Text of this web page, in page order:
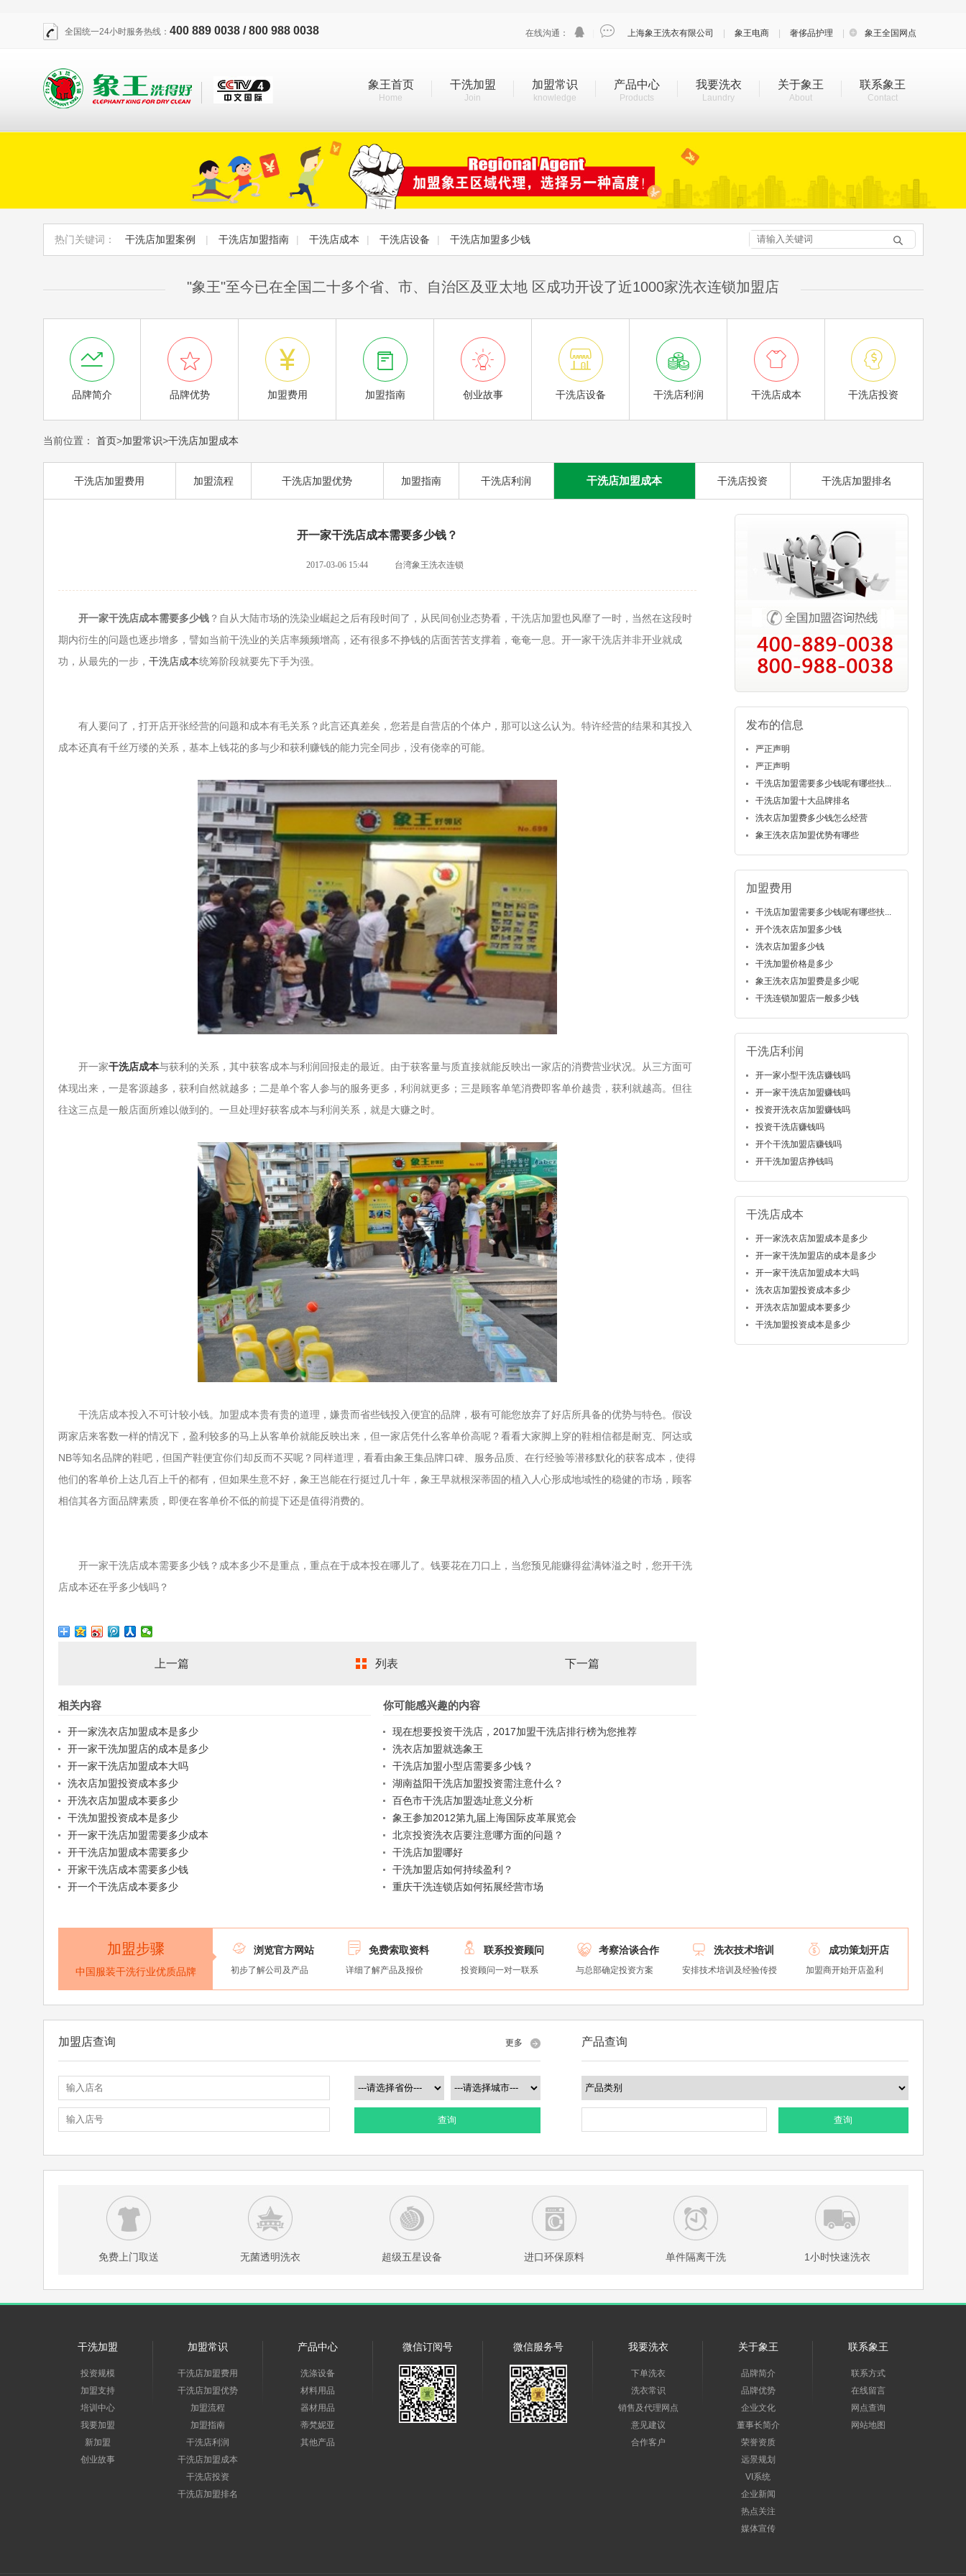
全国统一24小时服务热线： 400 889 0038 / 800 988 0038 在线沟通：   上海象王洗衣有限公司 象王电商 奢侈品护理  象王全国网点
象王首页
Home
干洗加盟
Join
加盟常识
knowledge
产品中心
Products
我要洗衣
Laundry
关于象王
About
联系象王
Contact
热门关键词： 干洗店加盟案例 | 干洗店加盟指南 | 干洗店成本 | 干洗店设备 | 干洗店加盟多少钱 
"象王"至今已在全国二十多个省、市、自治区及亚太地 区成功开设了近1000家洗衣连锁加盟店

品牌简介

品牌优势

加盟费用

加盟指南

创业故事

干洗店设备

干洗店利润

干洗店成本

干洗店投资
当前位置： 首页>加盟常识>干洗店加盟成本
干洗店加盟费用 加盟流程 干洗店加盟优势 加盟指南 干洗店利润 干洗店加盟成本 干洗店投资 干洗店加盟排名
开一家干洗店成本需要多少钱？
2017-03-06 15:44 台湾象王洗衣连锁
开一家干洗店成本需要多少钱？自从大陆市场的洗染业崛起之后有段时间了，从民间创业态势看，干洗店加盟也风靡了一时，当然在这段时
期内衍生的问题也逐步增多，譬如当前干洗业的关店率频频增高，还有很多不挣钱的店面苦苦支撑着，奄奄一息。开一家干洗店并非开业就成
功，从最先的一步， 干洗店成本统筹阶段就要先下手为强。
有人要问了，打开店开张经营的问题和成本有毛关系？此言还真差矣，您若是自营店的个体户，那可以这么认为。特许经营的结果和其投入
成本还真有千丝万缕的关系，基本上钱花的多与少和获利赚钱的能力完全同步，没有侥幸的可能。
开一家干洗店成本与获利的关系，其中获客成本与利润回报走的最近。由于获客量与质直接就能反映出一家店的消费营业状况。从三方面可
体现出来，一是客源越多，获利自然就越多；二是单个客人参与的服务更多，利润就更多；三是顾客单笔消费即客单价越贵，获利就越高。但往
往这三点是一般店面所难以做到的。一旦处理好获客成本与利润关系，就是大赚之时。
干洗店成本投入不可计较小钱。加盟成本贵有贵的道理，嫌贵而省些钱投入便宜的品牌，极有可能您放弃了好店所具备的优势与特色。假设
两家店来客数一样的情况下，盈利较多的马上从客单价就能反映出来，但一家店凭什么客单价高呢？看看大家脚上穿的鞋相信都是耐克、阿达或
NB等知名品牌的鞋吧，但国产鞋便宜你们却反而不买呢？同样道理，看看由象王集品牌口碑、服务品质、在行经验等潜移默化的获客成本，使得
他们的客单价上达几百上千的都有，但如果生意不好，象王岂能在行挺过几十年，象王早就根深蒂固的植入人心形成地域性的稳健的市场，顾客
相信其各方面品牌素质，即便在客单价不低的前提下还是值得消费的。
开一家干洗店成本需要多少钱？成本多少不是重点，重点在于成本投在哪儿了。钱要花在刀口上，当您预见能赚得盆满钵溢之时，您开干洗
店成本还在乎多少钱吗？
上一篇 列表 下一篇
相关内容
开一家洗衣店加盟成本是多少
开一家干洗加盟店的成本是多少
开一家干洗店加盟成本大吗
洗衣店加盟投资成本多少
开洗衣店加盟成本要多少
干洗加盟投资成本是多少
开一家干洗店加盟需要多少成本
开干洗店加盟成本需要多少
开家干洗店成本需要多少钱
开一个干洗店成本要多少
你可能感兴趣的内容
现在想要投资干洗店，2017加盟干洗店排行榜为您推荐
洗衣店加盟就选象王
干洗店加盟小型店需要多少钱？
湖南益阳干洗店加盟投资需注意什么？
百色市干洗店加盟选址意义分析
象王参加2012第九届上海国际皮革展览会
北京投资洗衣店要注意哪方面的问题？
干洗店加盟哪好
干洗加盟店如何持续盈利？
重庆干洗连锁店如何拓展经营市场
发布的信息
严正声明
严正声明
干洗店加盟需要多少钱呢有哪些扶...
干洗店加盟十大品牌排名
洗衣店加盟费多少钱怎么经营
象王洗衣店加盟优势有哪些
加盟费用
干洗店加盟需要多少钱呢有哪些扶...
开个洗衣店加盟多少钱
洗衣店加盟多少钱
干洗加盟价格是多少
象王洗衣店加盟费是多少呢
干洗连锁加盟店一般多少钱
干洗店利润
开一家小型干洗店赚钱吗
开一家干洗店加盟赚钱吗
投资开洗衣店加盟赚钱吗
投资干洗店赚钱吗
开个干洗加盟店赚钱吗
开干洗加盟店挣钱吗
干洗店成本
开一家洗衣店加盟成本是多少
开一家干洗加盟店的成本是多少
开一家干洗店加盟成本大吗
洗衣店加盟投资成本多少
开洗衣店加盟成本要多少
干洗加盟投资成本是多少
加盟步骤
中国服装干洗行业优质品牌
 浏览官方网站
初步了解公司及产品
 免费索取资料
详细了解产品及报价
 联系投资顾问
投资顾问一对一联系
 考察洽谈合作
与总部确定投资方案
 洗衣技术培训
安排技术培训及经验传授
 成功策划开店
加盟商开始开店盈利
加盟店查询 更多
查询
产品查询
查询
免费上门取送 无菌透明洗衣 超级五星设备 进口环保原料 单件隔离干洗 1小时快速洗衣
干洗加盟
投资规模
加盟支持
培训中心
我要加盟
新加盟
创业故事
加盟常识
干洗店加盟费用
干洗店加盟优势
加盟流程
加盟指南
干洗店利润
干洗店加盟成本
干洗店投资
干洗店加盟排名
产品中心
洗涤设备
材料用品
器材用品
蒂梵妮亚
其他产品
微信订阅号 微信服务号 我要洗衣
下单洗衣
洗衣常识
销售及代理网点
意见建议
合作客户
关于象王
品牌简介
品牌优势
企业文化
董事长简介
荣誉资质
远景规划
VI系统
企业新闻
热点关注
媒体宣传
联系象王
联系方式
在线留言
网点查询
网站地图